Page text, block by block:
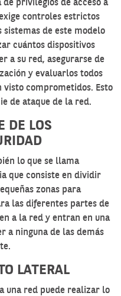
privilegios de acceso a
controles estrictos
sistemas de este modelo
cuántos dispositivos
a su red, asegurarse de
y evaluarlos todos
visto comprometidos. Esto
de ataque de la red.
DE LOS
lo que se llama
que consiste en dividir
zonas para
las diferentes partes de
a la red y entran en una
a ninguna de las demás
LATERAL
una red puede realizar lo